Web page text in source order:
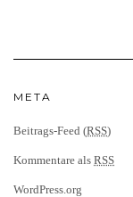
META
Beitrags-Feed (RSS)
Kommentare als RSS
WordPress.org